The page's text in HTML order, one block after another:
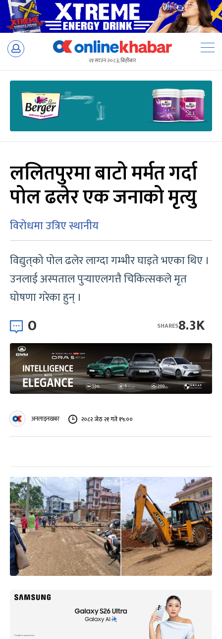
Skip
२१ साउन २०८३, बिहीबार
ललितपुरमा बाटो मर्मत गर्दा
पोल ढलेर एक जनाको मृत्यु
विरोधमा उत्रिए स्थानीय
विद्युत्‌को पोल ढलेर लाग्दा गम्भीर घाइते भएका थिए ।
उनलाई अस्पताल पुर्‍याएलगत्तै चिकित्सकले मृत
घोषणा गरेका हुन् ।
0 8.3K
SHARES
अनलाइनखबर २०८२ जेठ २१ गते १५:००